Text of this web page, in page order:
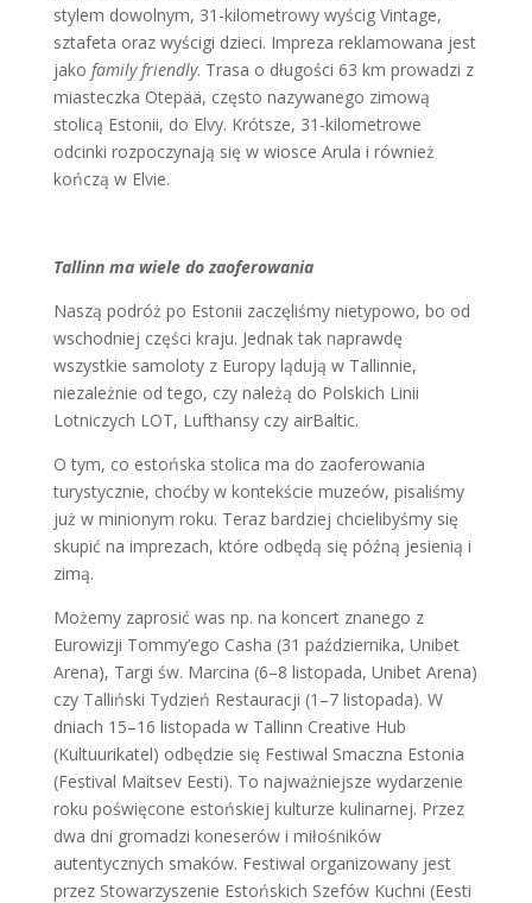
stylem dowolnym, 31-kilometrowy wyścig Vintage,
sztafeta oraz wyścigi dzieci. Impreza reklamowana jest
jako family friendly. Trasa o długości 63 km prowadzi z
miasteczka Otepää, często nazywanego zimową
stolicą Estonii, do Elvy. Krótsze, 31-kilometrowe
odcinki rozpoczynają się w wiosce Arula i również
kończą w Elvie.
Tallinn ma wiele do zaoferowania
Naszą podróż po Estonii zaczęliśmy nietypowo, bo od
wschodniej części kraju. Jednak tak naprawdę
wszystkie samoloty z Europy lądują w Tallinnie,
niezależnie od tego, czy należą do Polskich Linii
Lotniczych LOT, Lufthansy czy airBaltic.
O tym, co estońska stolica ma do zaoferowania
turystycznie, choćby w kontekście muzeów, pisaliśmy
już w minionym roku. Teraz bardziej chcielibyśmy się
skupić na imprezach, które odbędą się późną jesienią i
zimą.
Możemy zaprosić was np. na koncert znanego z
Eurowizji Tommy’ego Casha (31 października, Unibet
Arena), Targi św. Marcina (6–8 listopada, Unibet Arena)
czy Talliński Tydzień Restauracji (1–7 listopada). W
dniach 15–16 listopada w Tallinn Creative Hub
(Kultuurikatel) odbędzie się Festiwal Smaczna Estonia
(Festival Maitsev Eesti). To najważniejsze wydarzenie
roku poświęcone estońskiej kulturze kulinarnej. Przez
dwa dni gromadzi koneserów i miłośników
autentycznych smaków. Festiwal organizowany jest
przez Stowarzyszenie Estońskich Szefów Kuchni (Eesti